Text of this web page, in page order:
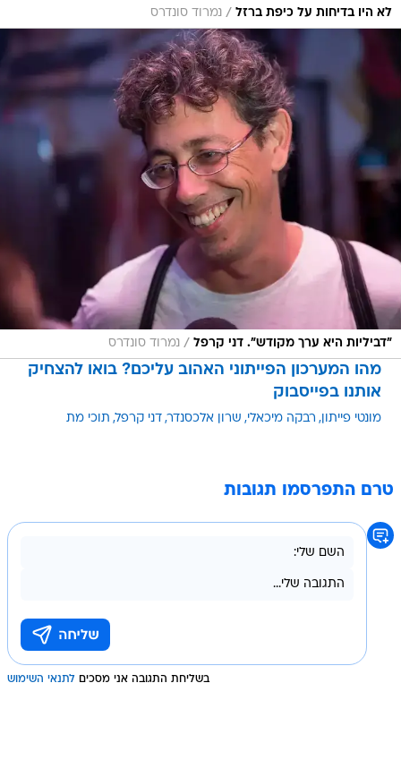
לא היו בדיחות על כיפת ברזל / נמרוד סונדרס
"דביליות היא ערך מקודש". דני קרפל / נמרוד סונדרס
מהו המערכון הפייתוני האהוב עליכם? בואו להצחיק
אותנו בפייסבוק
מונטי פייתון רבקה מיכאלי שרון אלכסנדר דני קרפל תוכי מת
טרם התפרסמו תגובות
בשליחת התגובה אני מסכים לתנאי השימוש